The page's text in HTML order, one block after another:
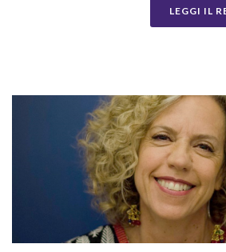
LEGGI IL